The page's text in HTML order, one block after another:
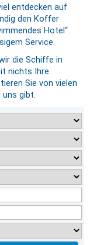
entdecken auf
den Koffer
Hotel“
Service.
die Schiffe in
nichts Ihre
Sie von vielen
uns gibt.